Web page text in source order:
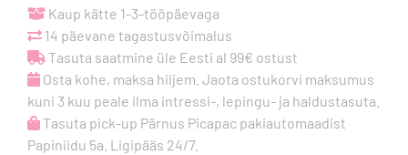
Furry
Boot
-
Pink
kogus
Kaup kätte 1-3-tööpäevaga
14 päevane tagastusvõimalus
Tasuta saatmine üle Eesti al 99€ ostust
Osta kohe, maksa hiljem. Jaota ostukorvi maksumus
kuni 3 kuu peale ilma intressi-, lepingu- ja haldustasuta.
Tasuta pick-up Pärnus Picapac pakiautomaadist
Papiniidu 5a. Ligipääs 24/7.